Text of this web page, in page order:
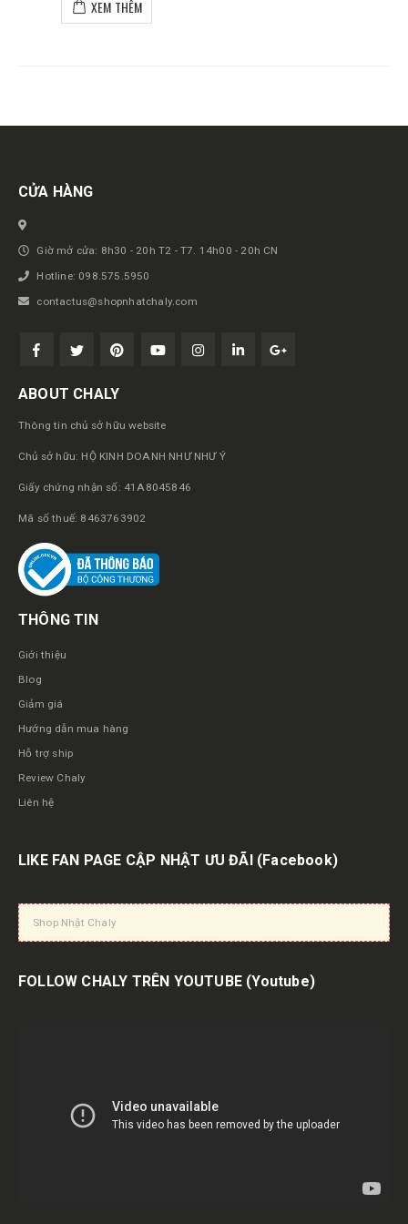
XEM THÊM
Hakugen Earth 145ml của Nhật
chống nước Kose Suncut UV Perfect Essence Super Water Proof 110g
Get in touch
CỬA HÀNG
Giờ mở cửa: 8h30 - 20h T2 - T7. 14h00 - 20h CN
Hotline: 098.575.5950
contactus@shopnhatchaly.com
ABOUT CHALY
Thông tin chủ sở hữu website
Chủ sở hữu: HỘ KINH DOANH NHƯ NHƯ Ý
Giấy chứng nhận số: 41A8045846
Mã số thuế: 8463763902
THÔNG TIN
Giới thiệu
Blog
Giảm giá
Hướng dẫn mua hàng
Hỗ trợ ship
Review Chaly
Liên hệ
LIKE FAN PAGE CẬP NHẬT ƯU ĐÃI (Facebook)
Shop Nhật Chaly
FOLLOW CHALY TRÊN YOUTUBE (Youtube)